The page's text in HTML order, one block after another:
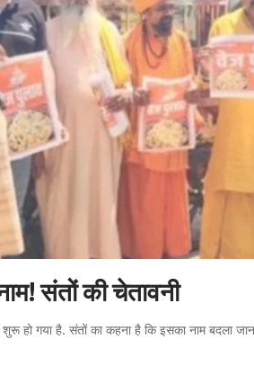
संतों की चेतावनी
शुरू हो गया है. संतों का कहना है कि इसका नाम बदला